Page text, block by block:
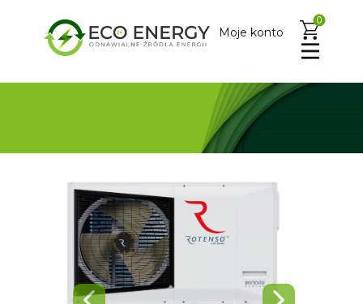
0
Moje konto